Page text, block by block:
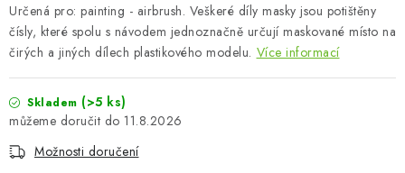
Určená pro: painting - airbrush. Veškeré díly masky jsou potištěny
čísly, které spolu s návodem jednoznačně určují maskované místo na
čirých a jiných dílech plastikového modelu. Více informací
Skladem (>5 ks)
11.8.2026
Možnosti doručení